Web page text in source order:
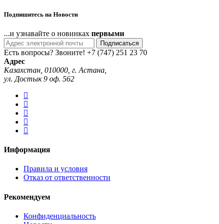
Подпишитесь на Новости
...и узнавайте о новинках первыми
Подписаться
Есть вопросы? Звоните! +7 (747) 251 23 70
Адрес
Казахстан, 010000, г. Астана,
ул. Достык 9 оф. 562
Информация
Правила и условия
Отказ от ответственности
Рекомендуем
Конфиденциальность